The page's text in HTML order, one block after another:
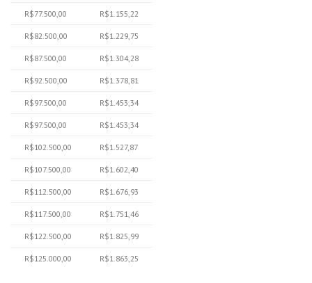
R$77.500,00 R$1.155,22
R$82.500,00 R$1.229,75
R$87.500,00 R$1.304,28
R$92.500,00 R$1.378,81
R$97.500,00 R$1.453,34
R$97.500,00 R$1.453,34
R$102.500,00 R$1.527,87
R$107.500,00 R$1.602,40
R$112.500,00 R$1.676,93
R$117.500,00 R$1.751,46
R$122.500,00 R$1.825,99
R$125.000,00 R$1.863,25